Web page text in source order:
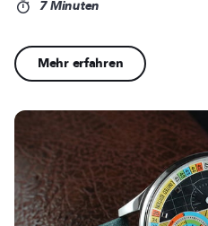
7 Minuten
Mehr erfahren